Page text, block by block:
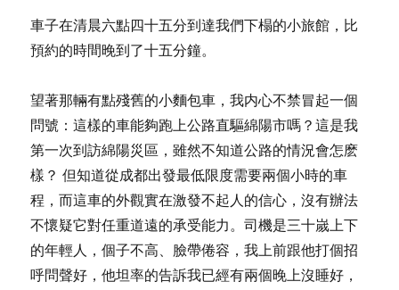
車子在清晨六點四十五分到達我們下榻的小旅館，比
預約的時間晚到了十五分鐘。
望著那輛有點殘舊的小麵包車，我内心不禁冒起一個
問號：這樣的車能夠跑上公路直驅綿陽市嗎？這是我
第一次到訪綿陽災區，雖然不知道公路的情況會怎麽
樣？ 但知道從成都出發最低限度需要兩個小時的車
程，而這車的外觀實在激發不起人的信心，沒有辦法
不懷疑它對任重道遠的承受能力。司機是三十嵗上下
的年輕人，個子不高、臉帶倦容，我上前跟他打個招
呼問聲好，他坦率的告訴我已經有兩個晚上沒睡好，